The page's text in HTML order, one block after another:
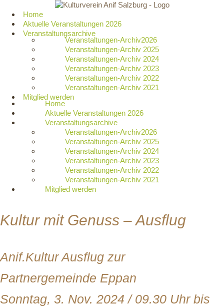
Inhalt
springen
Home
Aktuelle Veranstaltungen 2026
Veranstaltungsarchive
Veranstaltungen-Archiv2026
Veranstaltungen-Archiv 2025
Veranstaltungen-Archiv 2024
Veranstaltungen-Archiv 2023
Veranstaltungen-Archiv 2022
Veranstaltungen-Archiv 2021
Mitglied werden
Home
Aktuelle Veranstaltungen 2026
Veranstaltungsarchive
Veranstaltungen-Archiv2026
Veranstaltungen-Archiv 2025
Veranstaltungen-Archiv 2024
Veranstaltungen-Archiv 2023
Veranstaltungen-Archiv 2022
Veranstaltungen-Archiv 2021
Mitglied werden
Kultur mit Genuss – Ausflug
Anif.Kultur Ausflug zur
Partnergemeinde Eppan
Sonntag, 3. Nov. 2024 / 09.30 Uhr bis